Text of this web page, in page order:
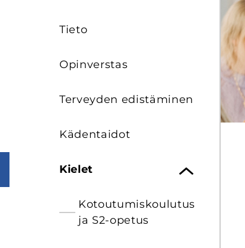
Tieto
Opin­vers­tas
Ter­vey­den edis­tä­mi­nen
Kä­den­tai­dot
Kie­let
Ko­tou­tu­mis­kou­lu­tus
ja S2-​opetus